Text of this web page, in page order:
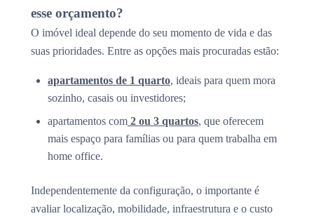
esse orçamento?
O imóvel ideal depende do seu momento de vida e das
suas prioridades. Entre as opções mais procuradas estão:
apartamentos de 1 quarto, ideais para quem mora
sozinho, casais ou investidores;
apartamentos com 2 ou 3 quartos, que oferecem
mais espaço para famílias ou para quem trabalha em
home office.
Independentemente da configuração, o importante é
avaliar localização, mobilidade, infraestrutura e o custo